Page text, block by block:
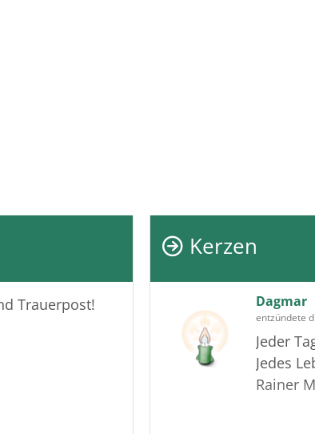
Trauerpost!
Kerzen
Dagmar
entzündete
Jeder
Jedes
Rainer